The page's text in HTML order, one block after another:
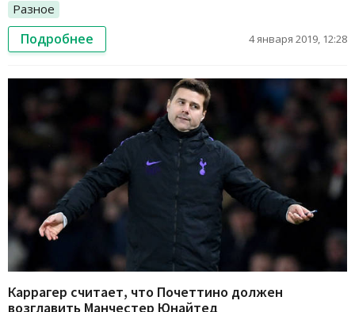
Разное
Подробнее 4 января 2019, 12:28
Каррагер считает, что Почеттино должен
возглавить Манчестер Юнайтед